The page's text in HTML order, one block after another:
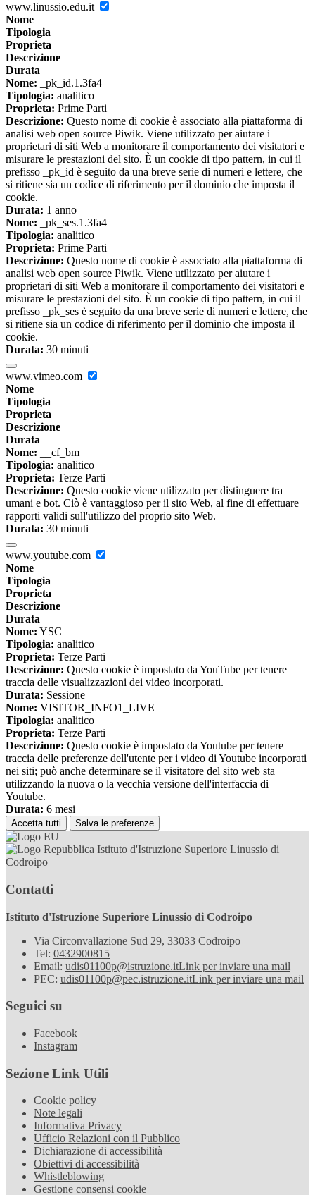
www.linussio.edu.it
Nome
Tipologia
Proprieta
Descrizione
Durata
Nome: _pk_id.1.3fa4
Tipologia: analitico
Proprieta: Prime Parti
Descrizione: Questo nome di cookie è associato alla piattaforma di
analisi web open source Piwik. Viene utilizzato per aiutare i
proprietari di siti Web a monitorare il comportamento dei visitatori e
misurare le prestazioni del sito. È un cookie di tipo pattern, in cui il
prefisso _pk_id è seguito da una breve serie di numeri e lettere, che
si ritiene sia un codice di riferimento per il dominio che imposta il
cookie.
Durata: 1 anno
Nome: _pk_ses.1.3fa4
Tipologia: analitico
Proprieta: Prime Parti
Descrizione: Questo nome di cookie è associato alla piattaforma di
analisi web open source Piwik. Viene utilizzato per aiutare i
proprietari di siti Web a monitorare il comportamento dei visitatori e
misurare le prestazioni del sito. È un cookie di tipo pattern, in cui il
prefisso _pk_ses è seguito da una breve serie di numeri e lettere, che
si ritiene sia un codice di riferimento per il dominio che imposta il
cookie.
Durata: 30 minuti
www.vimeo.com
Nome
Tipologia
Proprieta
Descrizione
Durata
Nome: __cf_bm
Tipologia: analitico
Proprieta: Terze Parti
Descrizione: Questo cookie viene utilizzato per distinguere tra
umani e bot. Ciò è vantaggioso per il sito Web, al fine di effettuare
rapporti validi sull'utilizzo del proprio sito Web.
Durata: 30 minuti
www.youtube.com
Nome
Tipologia
Proprieta
Descrizione
Durata
Nome: YSC
Tipologia: analitico
Proprieta: Terze Parti
Descrizione: Questo cookie è impostato da YouTube per tenere
traccia delle visualizzazioni dei video incorporati.
Durata: Sessione
Nome: VISITOR_INFO1_LIVE
Tipologia: analitico
Proprieta: Terze Parti
Descrizione: Questo cookie è impostato da Youtube per tenere
traccia delle preferenze dell'utente per i video di Youtube incorporati
nei siti; può anche determinare se il visitatore del sito web sta
utilizzando la nuova o la vecchia versione dell'interfaccia di
Youtube.
Durata: 6 mesi
Accetta tutti Salva le preferenze
Istituto d'Istruzione Superiore Linussio di
Codroipo
Contatti
Istituto d'Istruzione Superiore Linussio di Codroipo
Via Circonvallazione Sud 29, 33033 Codroipo
Tel: 0432900815
Email: udis01100p@istruzione.itLink per inviare una mail
PEC: udis01100p@pec.istruzione.itLink per inviare una mail
Seguici su
Facebook
Instagram
Sezione Link Utili
Cookie policy
Note legali
Informativa Privacy
Ufficio Relazioni con il Pubblico
Dichiarazione di accessibilità
Obiettivi di accessibilità
Whistleblowing
Gestione consensi cookie